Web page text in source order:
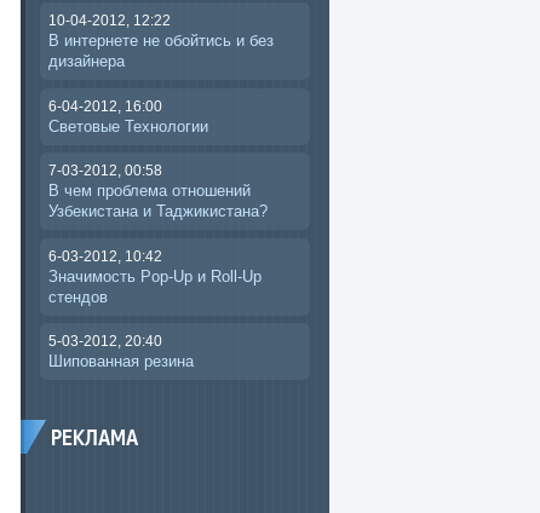
10-04-2012, 12:22
В интернете не обойтись и без
дизайнера
6-04-2012, 16:00
Световые Технологии
7-03-2012, 00:58
В чем проблема отношений
Узбекистана и Таджикистана?
6-03-2012, 10:42
Значимость Pop-Up и Roll-Up
стендов
5-03-2012, 20:40
Шипованная резина
РЕКЛАМА